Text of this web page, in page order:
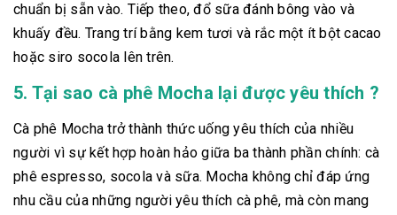
chuẩn bị sẵn vào. Tiếp theo, đổ sữa đánh bông vào và
khuấy đều. Trang trí bằng kem tươi và rắc một ít bột cacao
hoặc siro socola lên trên.
5. Tại sao cà phê Mocha lại được yêu thích ?
Cà phê Mocha trở thành thức uống yêu thích của nhiều
người vì sự kết hợp hoàn hảo giữa ba thành phần chính: cà
phê espresso, socola và sữa. Mocha không chỉ đáp ứng
nhu cầu của những người yêu thích cà phê, mà còn mang